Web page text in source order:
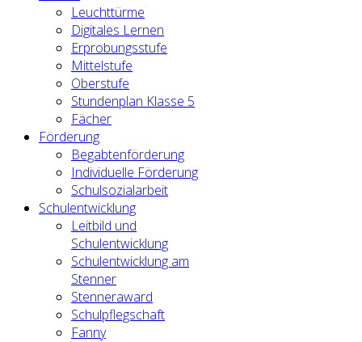
Leuchttürme
Digitales Lernen
Erprobungsstufe
Mittelstufe
Oberstufe
Stundenplan Klasse 5
Fächer
Förderung
Begabtenförderung
Individuelle Förderung
Schulsozialarbeit
Schulentwicklung
Leitbild und
Schulentwicklung
Schulentwicklung am
Stenner
Stenneraward
Schulpflegschaft
Fanny